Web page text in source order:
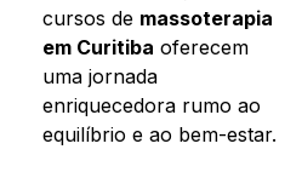
cursos de massoterapia
em Curitiba oferecem
uma jornada
enriquecedora rumo ao
equilíbrio e ao bem-estar.